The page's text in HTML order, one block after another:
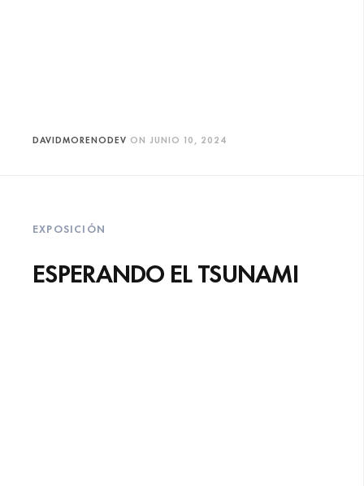
DAVIDMORENODEV ON JUNIO 10, 2024
EXPOSICIÓN
ESPERANDO EL TSUNAMI